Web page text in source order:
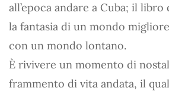
all’epoca andare a Cuba; il libro
la fantasia di un mondo
con un mondo lontano.
È rivivere un momento di
frammento di vita andata, il